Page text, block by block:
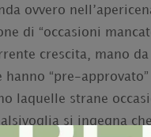
ovvero
di “occasioni
crescita, mano
“pre-
laquelle strane
si ingegna